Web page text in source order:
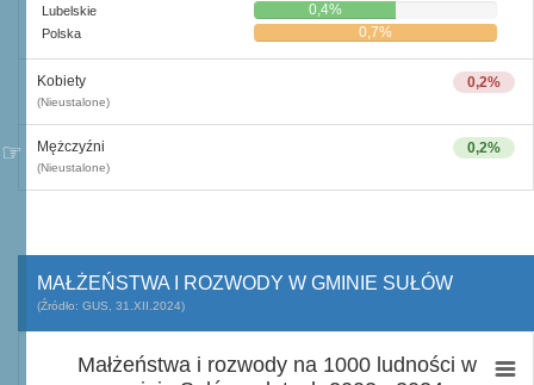
Lubelskie 0,4%
Polska 0,7%
0,2%
Kobiety
(Nieustalone)
0,2%
Mężczyźni
(Nieustalone)
MAŁŻEŃSTWA I ROZWODY W GMINIE SUŁÓW
(Źródło: GUS, 31.XII.2024)
Małżeństwa i rozwody na 1000 ludności w